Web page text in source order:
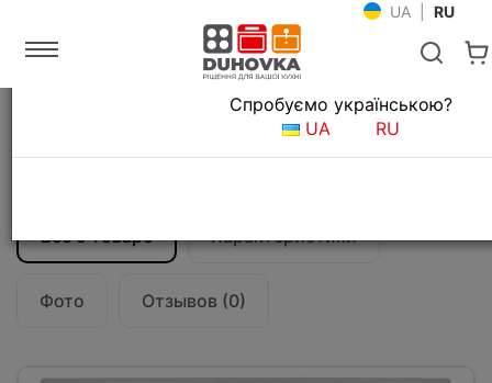
UA RU
Мойки и смесители Кухонные мойки
Кухонная мойка Fabiano Quadro 44
Все о товаре Характеристики
Фото Отзывов (0)
Язык магазина
Спробуємо українською?
UA
RU